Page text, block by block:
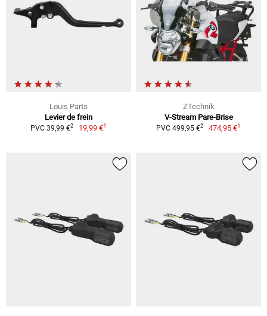
Louis Parts
Levier de frein
PVC 39,99 €2 19,99 €1
ZTechnik
V-Stream Pare-Brise
PVC 499,95 €2 474,95 €1